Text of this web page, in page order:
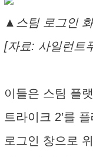
▲스팀 로그인
[자료: 사일런트
이들은 스팀 플
트라이크 2’를
로그인 창으로